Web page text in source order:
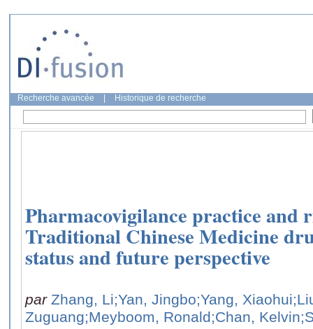
Recherche avancée Historique de recherche
Pharmacovigilance practice and
Traditional Chinese Medicine
status and future perspective
par Zhang, Li;Yan, Jingbo;Yang, Xiaohui
Zuguang;Meyboom, Ronald;Chan, Kelvin